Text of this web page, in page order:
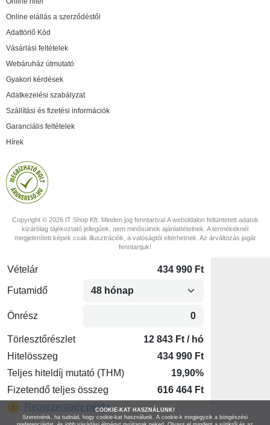
Online elállás a szerződéstől
Adattörlő Kód
Vásárlási feltételek
Webáruház útmutató
Gyakori kérdések
Adatkezelési szabályzat
Szállítási és fizetési információk
Garanciális feltételek
Hírek
Copyright © 2026 IT Shop Kft. Minden jog fenntartva! A weboldalon feltüntetett adatok
kizárólag tájékoztató jellegűek, nem minősülnek ajánlattételnek. A termékeknél
megjelenített képek csak illusztrációk, a valóságtól eltérhetnek. Az árváltozás jogát
fenntartjuk!
COOKIE-KAT HASZNÁLUNK!
Szeretnénk, ha tudnád, hogy cookie-kat használunk. A cookie-k megjegyzik a böngészési